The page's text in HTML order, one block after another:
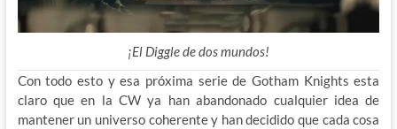
¡El Diggle de dos mundos!
Con todo esto y esa próxima serie de Gotham Knights esta
claro que en la CW ya han abandonado cualquier idea de
mantener un universo coherente y han decidido que cada cosa